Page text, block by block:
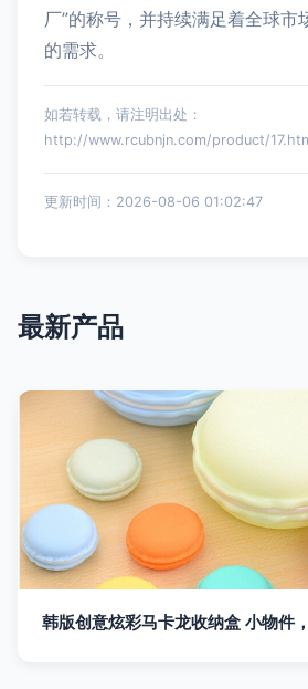
厂”的称号，并持续满足着全球市
的需求。
如若转载，请注明出处：
http://www.rcubnjn.com/product/
更新时间：2026-08-06 01:02:47
最新产品
韩版创意炫彩马卡龙收纳盒 小物件